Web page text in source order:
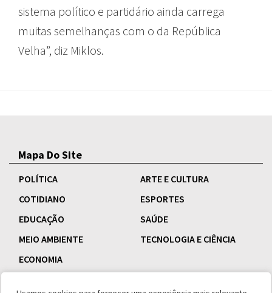
sistema político e partidário ainda carrega
muitas semelhanças com o da República
Velha”, diz Miklos.
Mapa Do Site
POLÍTICA
ARTE E CULTURA
COTIDIANO
ESPORTES
EDUCAÇÃO
SAÚDE
MEIO AMBIENTE
TECNOLOGIA E CIÊNCIA
ECONOMIA